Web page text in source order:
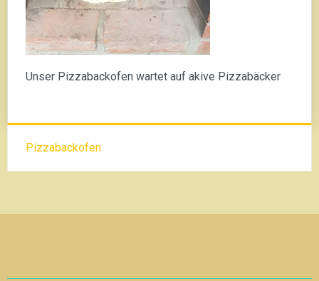
Unser Pizzabackofen wartet auf akive Pizzabäcker
Pizzabackofen